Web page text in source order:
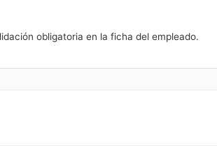
obligatoria en la ficha del empleado.